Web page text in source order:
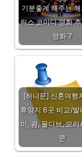
기분좋게 해주는
릭스 코미디 영화
영화 7
[허니문] 신혼여행
휴양지 6곳 비교/발
이, 괌, 몰디브, 모리
쿤